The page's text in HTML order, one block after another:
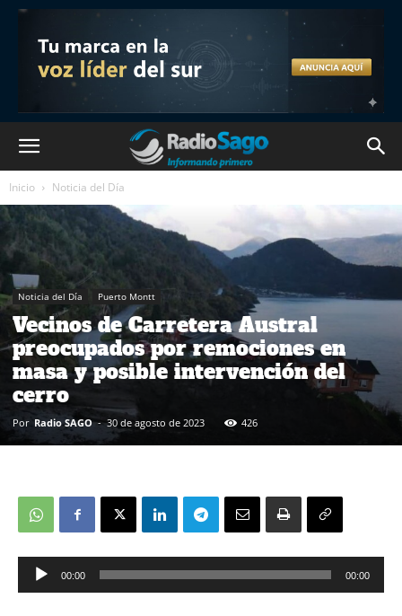
Inicio Noticia del Día
Noticia del Día Puerto Montt
Vecinos de Carretera Austral
preocupados por remociones en
masa y posible intervención del
cerro
Por Radio SAGO - 30 de agosto de 2023 426
Reproductor
00:00 00:00